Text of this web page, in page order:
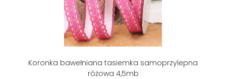
Koronka bawełniana tasiemka samoprzylepna
różowa 4,5mb